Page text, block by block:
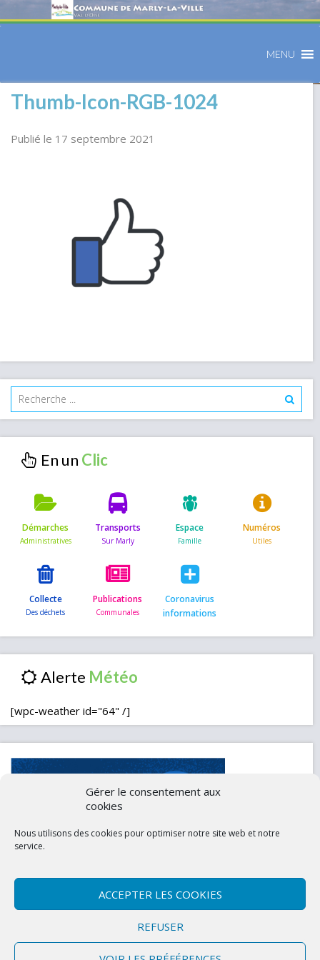
Gérer le consentement aux
cookies
Nous utilisons des cookies pour optimiser notre site web et notre
service.
ACCEPTER LES COOKIES
REFUSER
MENU
Thumb-Icon-RGB-1024
Publié le 17 septembre 2021
En un
Démarches Transports Espace Numéros
Collecte Publications
Coronavirus
informations
Alerte
[wpc-weather id="64" /]
Politique de confidentialité (UE)